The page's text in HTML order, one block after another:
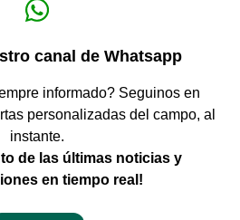
canal de Whatsapp
informado? Seguinos en
personalizadas del campo, al
instante.
de las últimas noticias y
en tiempo real!